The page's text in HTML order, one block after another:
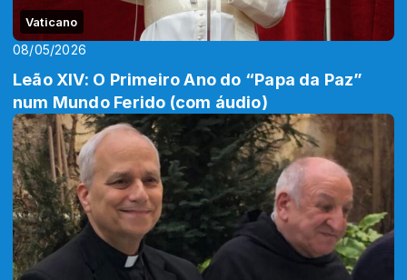
Vaticano
08/05/2026
Leão XIV: O Primeiro Ano do “Papa da Paz”
num Mundo Ferido (com áudio)